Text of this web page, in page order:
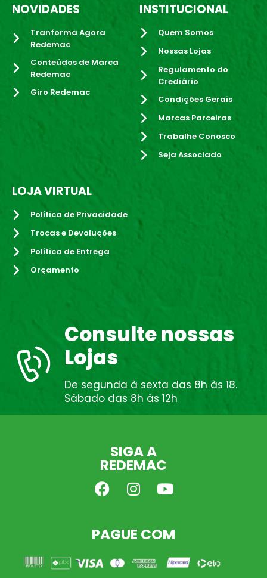
NOVIDADES
Tranforma Agora
Redemac
Conteúdos de Marca
Redemac
Giro Redemac
INSTITUCIONAL
Quem Somos
Nossas Lojas
Regulamento do
Crediário
Condições Gerais
Marcas Parceiras
Trabalhe Conosco
Seja Associado
LOJA VIRTUAL
Política de Privacidade
Trocas e Devoluções
Política de Entrega
Orçamento
Consulte nossas
Lojas
De segunda à sexta das 8h às 18.
Sábado das 8h às 12h
SIGA A
REDEMAC
PAGUE COM